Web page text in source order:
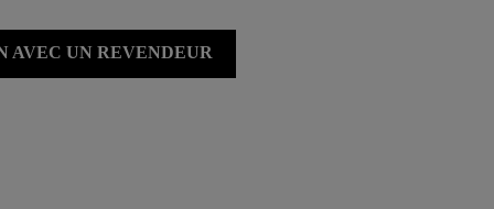
AVEC UN REVENDEUR